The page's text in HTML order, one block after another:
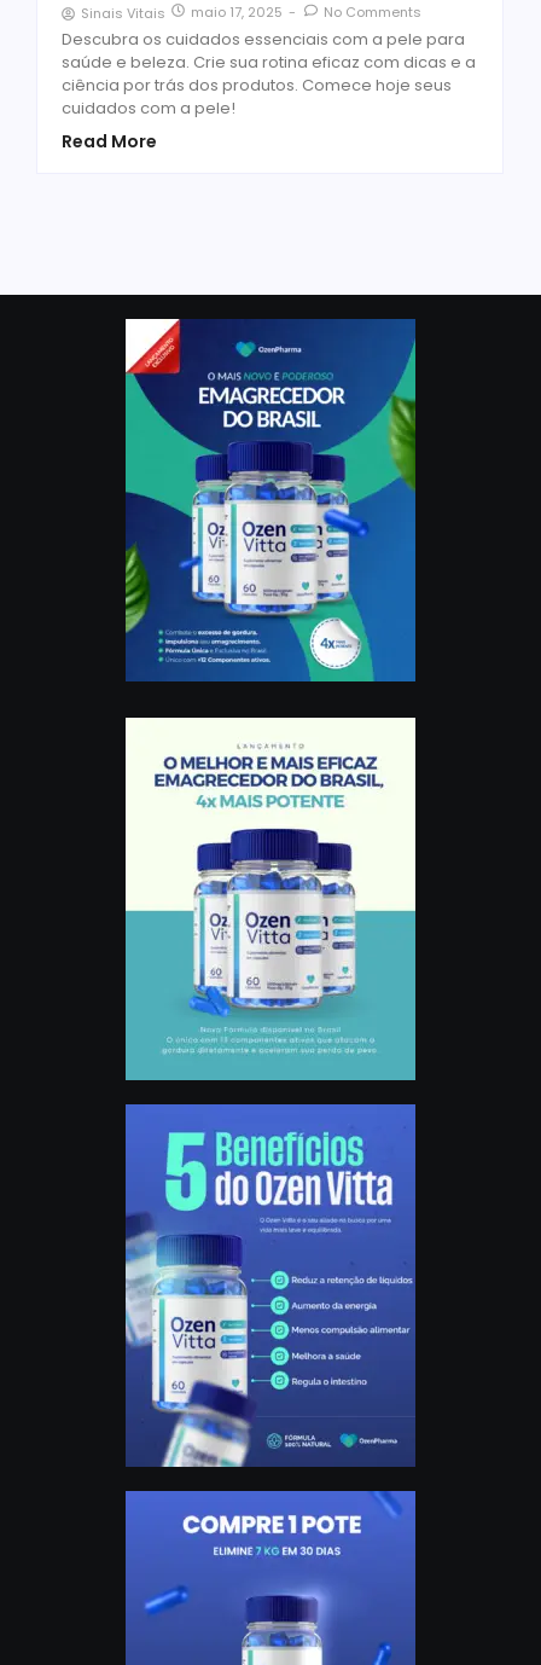
Sinais Vitais maio 17, 2025 - No Comments
Descubra os cuidados essenciais com a pele para
saúde e beleza. Crie sua rotina eficaz com dicas e a
ciência por trás dos produtos. Comece hoje seus
cuidados com a pele!
Read More